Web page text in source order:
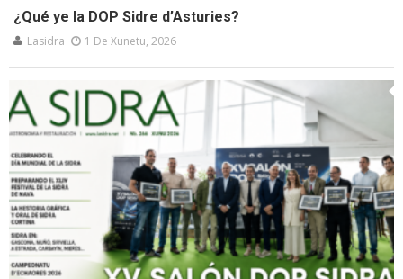
¿Qué ye la DOP Sidre d’Asturies?
Lasidra 1 De Xunetu, 2026